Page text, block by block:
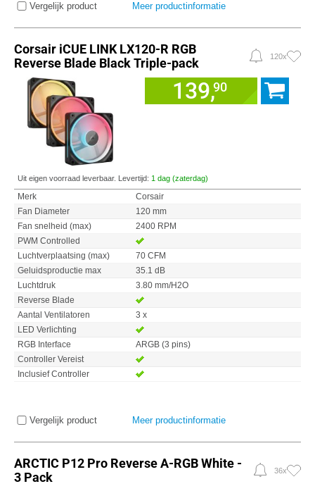
Vergelijk product Meer productinformatie
Corsair iCUE LINK LX120-R RGB
Reverse Blade Black Triple-pack
120x
139,90
Uit eigen voorraad leverbaar. Levertijd: 1 dag (zaterdag)
Merk
Corsair
Fan Diameter
120 mm
Fan snelheid (max)
2400 RPM
PWM Controlled
Luchtverplaatsing (max)
70 CFM
Geluidsproductie max
35.1 dB
Luchtdruk
3.80 mm/H2O
Reverse Blade
Aantal Ventilatoren
3 x
LED Verlichting
RGB Interface
ARGB (3 pins)
Controller Vereist
Inclusief Controller
Vergelijk product Meer productinformatie
ARCTIC P12 Pro Reverse A-RGB White -
3 Pack
36x